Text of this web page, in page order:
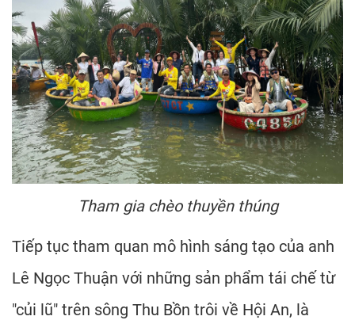
Tham gia chèo thuyền thúng
Tiếp tục tham quan mô hình sáng tạo của anh
Lê Ngọc Thuận với những sản phẩm tái chế từ
"củi lũ" trên sông Thu Bồn trôi về Hội An, là